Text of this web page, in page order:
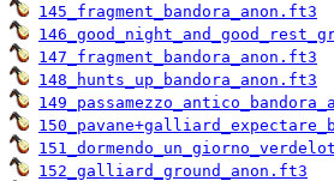
145_fragment_bandora_anon.ft3
147_fragment_bandora_anon.ft3
148_hunts_up_bandora_anon.ft3
152_galliard_ground_anon.ft3